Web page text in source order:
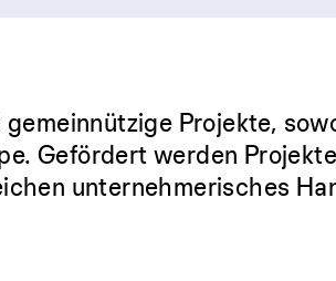
Projekte,
Gefördert werden
unternehmerisches